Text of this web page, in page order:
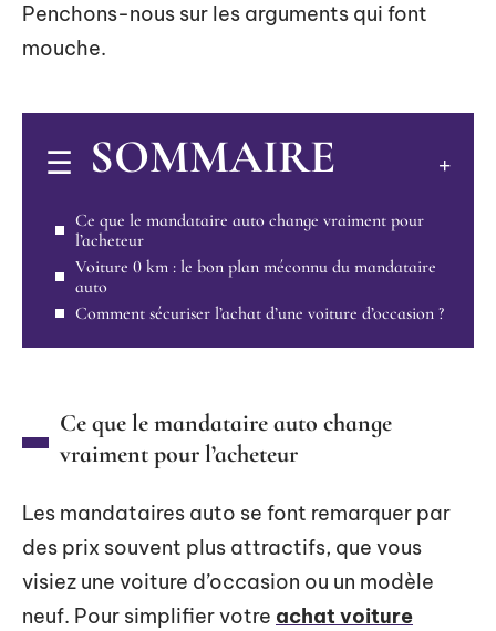
Penchons-nous sur les arguments qui font
mouche.
SOMMAIRE
Ce que le mandataire auto change vraiment pour
l’acheteur
Voiture 0 km : le bon plan méconnu du mandataire
auto
Comment sécuriser l’achat d’une voiture d’occasion ?
Ce que le mandataire auto change
vraiment pour l’acheteur
Les mandataires auto se font remarquer par
des prix souvent plus attractifs, que vous
visiez une voiture d’occasion ou un modèle
neuf. Pour simplifier votre achat voiture